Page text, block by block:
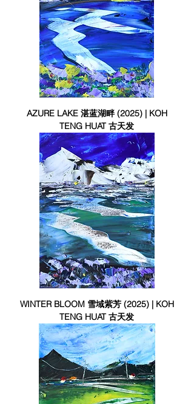
AZURE LAKE 湛蓝湖畔 (2025) | KOH
TENG HUAT 古天发
WINTER BLOOM 雪域紫芳 (2025) | KOH
TENG HUAT 古天发